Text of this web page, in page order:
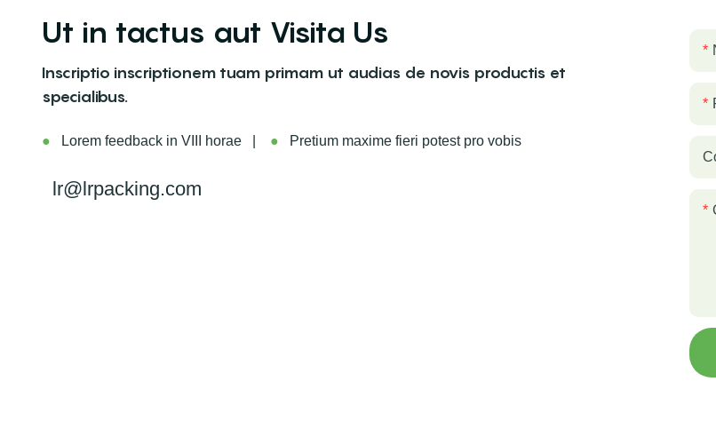
Ut in tactus aut Visita Us
Inscriptio inscriptionem tuam primam ut audias de novis productis et
specialibus.
● Lorem feedback in VIII horae | ● Pretium maxime fieri potest pro vobis
lr@lrpacking.com